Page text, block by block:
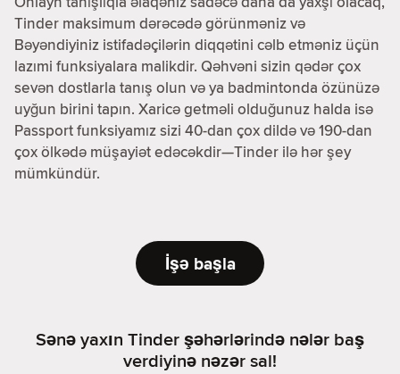
Tinder maksimum dərəcədə görünməniz və
Bəyəndiyiniz istifadəçilərin diqqətini cəlb etməniz üçün
lazımi funksiyalara malikdir. Qəhvəni sizin qədər çox
sevən dostlarla tanış olun və ya badmintonda özünüzə
uyğun birini tapın. Xaricə getməli olduğunuz halda isə
Passport funksiyamız sizi 40-dan çox dildə və 190-dan
çox ölkədə müşayiət edəcəkdir—Tinder ilə hər şey
mümkündür.
İşə başla
Sənə yaxın Tinder şəhərlərində nələr baş
verdiyinə nəzər sal!